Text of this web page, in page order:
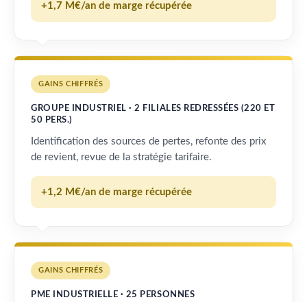
+1,7 M€/an de marge récupérée
GAINS CHIFFRÉS
GROUPE INDUSTRIEL · 2 FILIALES REDRESSÉES (220 ET
50 PERS.)
Identification des sources de pertes, refonte des prix
de revient, revue de la stratégie tarifaire.
+1,2 M€/an de marge récupérée
GAINS CHIFFRÉS
PME INDUSTRIELLE · 25 PERSONNES